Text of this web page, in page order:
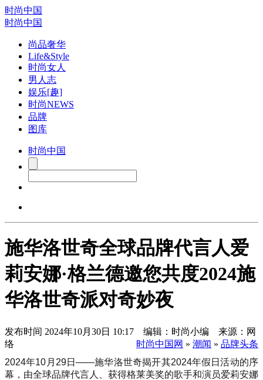
时尚中国
时尚中国
尚品奢华
Life&Style
时尚女人
男人志
娱乐[趣]
时尚NEWS
品牌
图库
时尚中国
施华洛世奇全球品牌代言人爱
莉安娜·格兰德邀您共度2024施
华洛世奇派对奇妙夜
发布时间 2024年10月30日 10:17 编辑：时尚小编 来源：网
络
时尚中国网 » 潮闻 » 品牌头条
2024年10月29日——施华洛世奇揭开其2024年假日活动的序
幕，由全球品牌代言人、获得格莱美奖的歌手和演员爱莉安娜